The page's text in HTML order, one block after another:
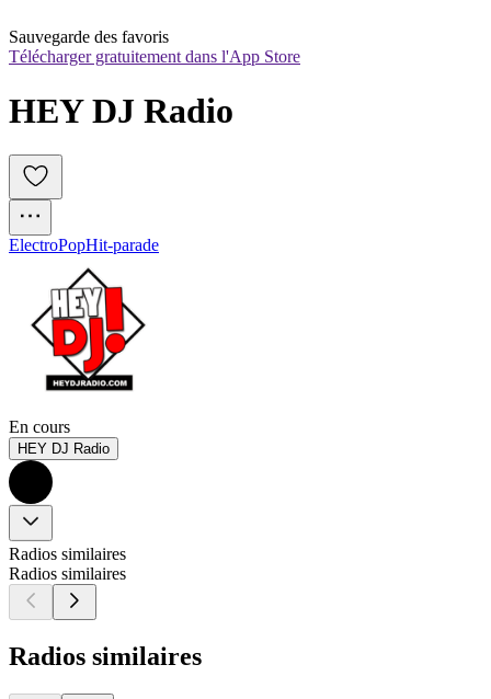
Sauvegarde des favoris
Télécharger gratuitement dans l'App Store
HEY DJ Radio
ElectroPopHit-parade
En cours
HEY DJ Radio
Radios similaires
Radios similaires
Radios similaires